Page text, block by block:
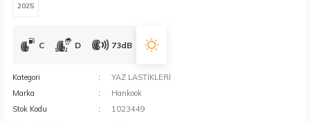
2025
C D 73dB
Kategori
YAZ LASTİKLERİ
Marka
Hankook
Stok Kodu
1023449